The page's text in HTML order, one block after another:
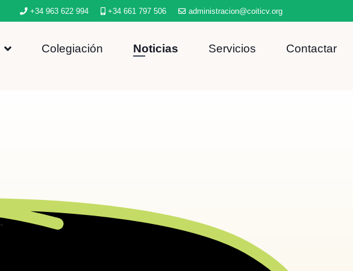
+34 963 622 994 +34 661 797 506 administracion@coiticv.org
Colegiación Noticias Servicios Contactar